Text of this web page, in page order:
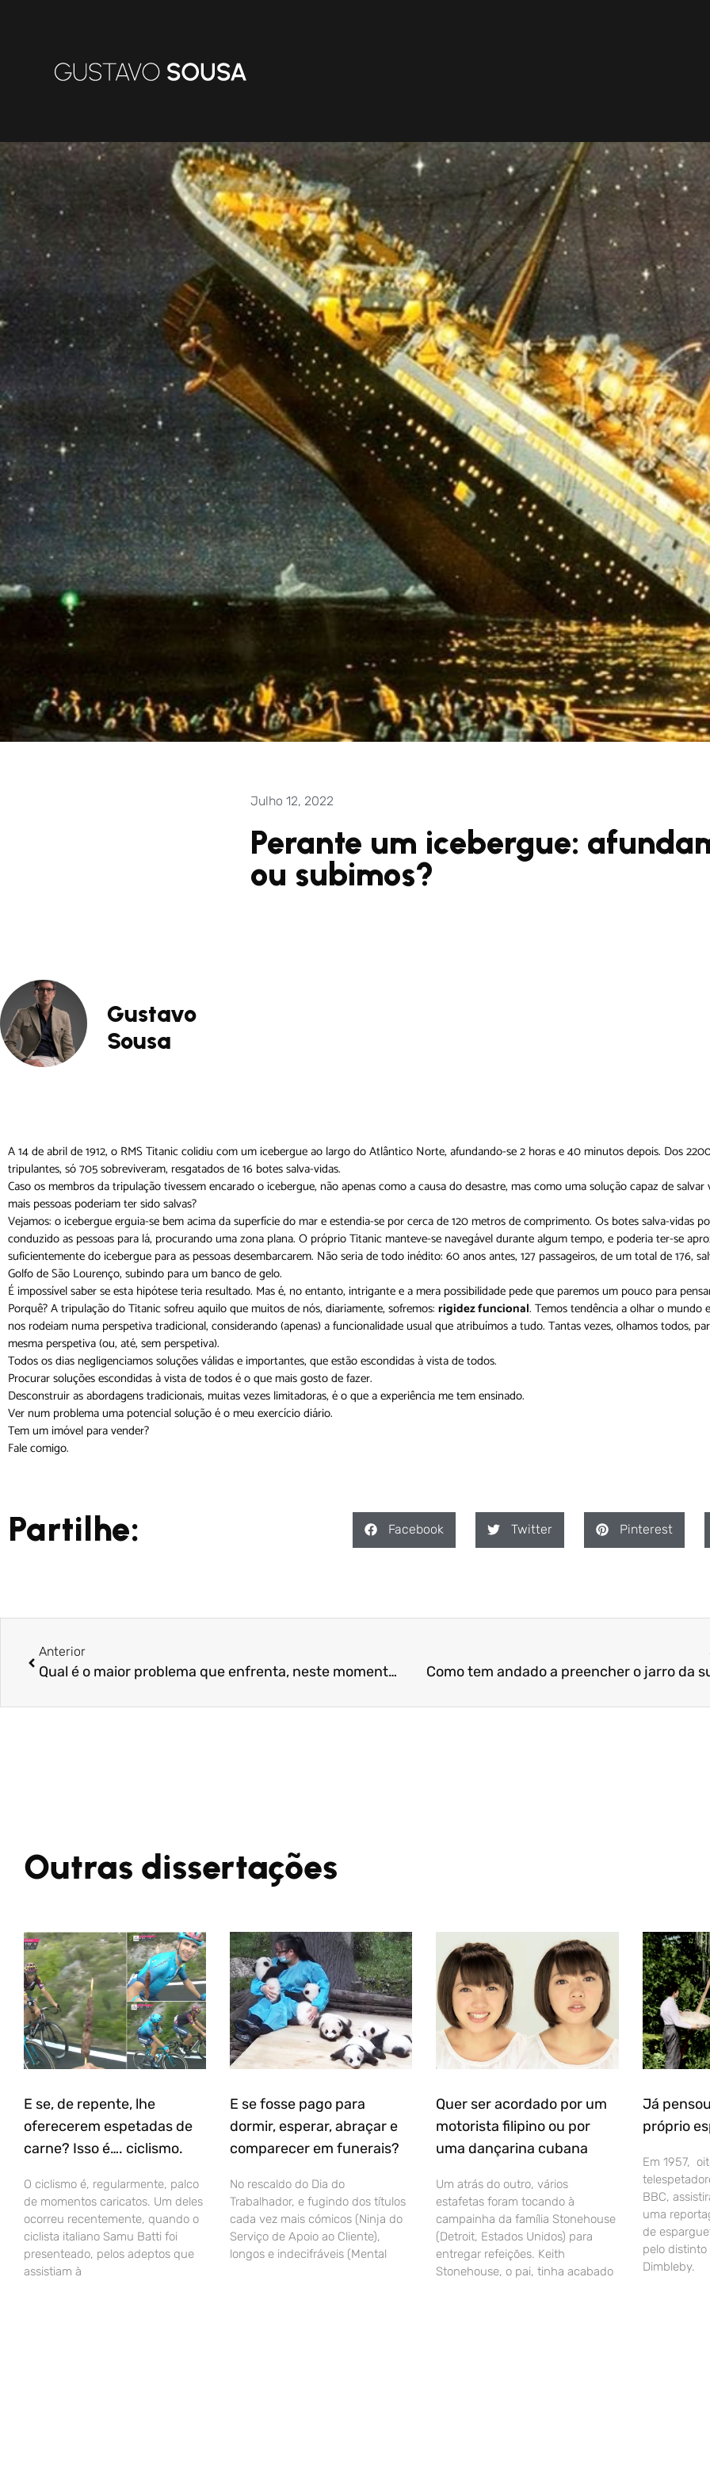
Julho 12, 2022
Perante um icebergue:
ou subimos?
Gustavo
Sousa
A 14 de abril de 1912, o RMS Titanic colidiu com um icebergue ao largo do Atlântico Norte, afundando-se 2 horas e 40 minutos depois. Dos
tripulantes, só 705 sobreviveram, resgatados de 16 botes salva-vidas.
­Caso os membros da tripulação tivessem encarado o icebergue, não apenas como a causa do desastre, mas como uma solução capaz de salvar
mais pessoas poderiam ter sido salvas?
­Vejamos: o icebergue erguia-se bem acima da superfície do mar e estendia-se por cerca de 120 metros de comprimento. Os botes salva-vidas
conduzido as pessoas para lá, procurando uma zona plana. O próprio Titanic manteve-se navegável durante algum tempo, e poderia ter-se
suficientemente do icebergue para as pessoas desembarcarem. Não seria de todo inédito: 60 anos antes, 127 passageiros, de um total de 176,
Golfo de São Lourenço, subindo para um banco de gelo.
­É impossível saber se esta hipótese teria resultado. Mas é, no entanto, intrigante e a mera possibilidade pede que paremos um pouco para
­Porquê? A tripulação do Titanic sofreu aquilo que muitos de nós, diariamente, sofremos: rigidez funcional. Temos tendência a olhar o mundo
nos rodeiam numa perspetiva tradicional, considerando (apenas) a funcionalidade usual que atribuímos a tudo. Tantas vezes, olhamos todos,
mesma perspetiva (ou, até, sem perspetiva).
­Todos os dias negligenciamos soluções válidas e importantes, que estão escondidas à vista de todos.
­Procurar soluções escondidas à vista de todos é o que mais gosto de fazer.
­Desconstruir as abordagens tradicionais, muitas vezes limitadoras, é o que a experiência me tem ensinado.
­Ver num problema uma potencial solução é o meu exercício diário.
­Tem um imóvel para vender?
Fale comigo.
Partilhe: Facebook Twitter Pinterest
Anterior
Qual é o maior problema que enfrenta, neste momento, e como posso ajudá-lo a resolvê-lo? Como tem andado a preencher o jarro da
Outras dissertações
E se, de repente, lhe
oferecerem espetadas de
carne? Isso é…. ciclismo.
O ciclismo é, regularmente, palco
de momentos caricatos. Um deles
ocorreu recentemente, quando o
ciclista italiano Samu Batti foi
presenteado, pelos adeptos que
assistiam à
E se fosse pago para
dormir, esperar, abraçar e
comparecer em funerais?
No rescaldo do Dia do
Trabalhador, e fugindo dos títulos
cada vez mais cómicos (Ninja do
Serviço de Apoio ao Cliente),
longos e indecifráveis (Mental
Quer ser acordado por um
motorista filipino ou por
uma dançarina cubana
Um atrás do outro, vários
estafetas foram tocando à
campainha da família Stonehouse
(Detroit, Estados Unidos) para
entregar refeições. Keith
Stonehouse, o pai, tinha acabado
Já
próprio
Em 1957,
BBC,
uma
de
pelo
Dimbleby.